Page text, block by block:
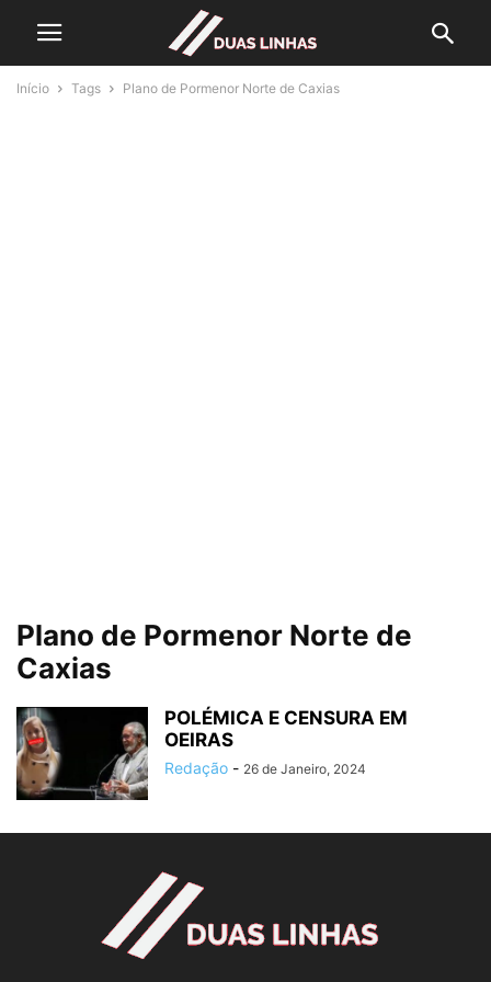
Início Tags Plano de Pormenor Norte de Caxias
Plano de Pormenor Norte de
Caxias
POLÉMICA E CENSURA EM
OEIRAS
Redação - 26 de Janeiro, 2024